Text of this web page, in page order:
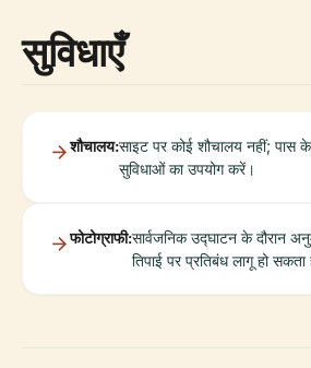
सुविधाएँ
शौचालय:साइट पर कोई शौचालय नहीं; पास
सुविधाओं का उपयोग करें।
फोटोग्राफी:सार्वजनिक उद्घाटन के दौरान
तिपाई पर प्रतिबंध लागू हो सकता